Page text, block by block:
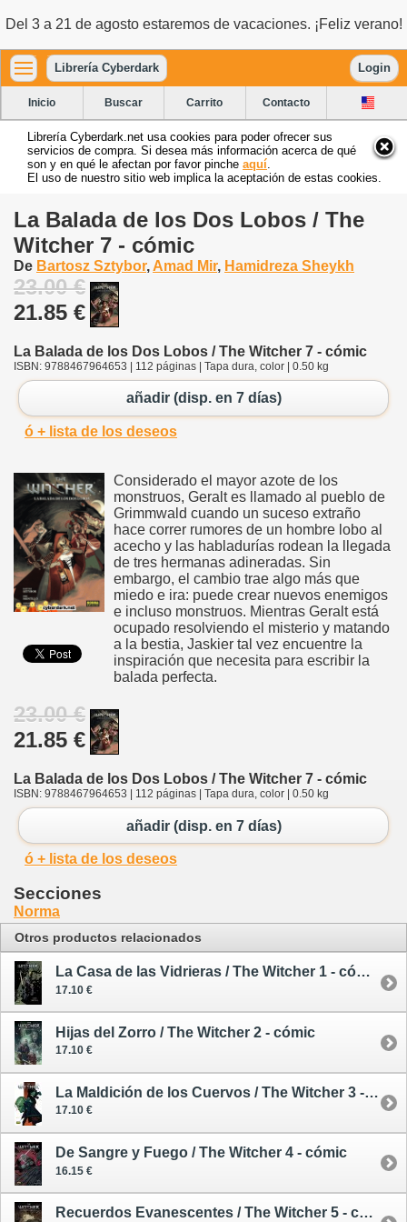
Del 3 a 21 de agosto estaremos de vacaciones. ¡Feliz verano!
Librería Cyberdark Login
Inicio Buscar Carrito Contacto
Librería Cyberdark.net usa cookies para poder ofrecer sus
servicios de compra. Si desea más información acerca de qué
son y en qué le afectan por favor pinche aquí
El uso de nuestro sitio web implica la aceptación de estas cookies.
La Balada de los Dos Lobos / The
Witcher 7 - cómic
De Bartosz Sztybor, Amad Mir, Hamidreza Sheykh
23.00 €
21.85 €
La Balada de los Dos Lobos / The Witcher 7 - cómic
ISBN: 9788467964653 | 112 páginas | Tapa dura, color | 0.50 kg
añadir (disp. en 7 días)
ó + lista de los deseos
Considerado el mayor azote de los
monstruos, Geralt es llamado al pueblo de
Grimmwald cuando un suceso extraño
hace correr rumores de un hombre lobo al
acecho y las habladurías rodean la llegada
de tres hermanas adineradas. Sin
embargo, el cambio trae algo más que
miedo e ira: puede crear nuevos enemigos
e incluso monstruos. Mientras Geralt está
ocupado resolviendo el misterio y matando
a la bestia, Jaskier tal vez encuentre la
inspiración que necesita para escribir la
balada perfecta.
23.00 €
21.85 €
La Balada de los Dos Lobos / The Witcher 7 - cómic
ISBN: 9788467964653 | 112 páginas | Tapa dura, color | 0.50 kg
añadir (disp. en 7 días)
ó + lista de los deseos
Secciones
Norma
Otros productos relacionados
La Casa de las Vidrieras / The Witcher 1 - cómic
17.10 €
Hijas del Zorro / The Witcher 2 - cómic
17.10 €
La Maldición de los Cuervos / The Witcher 3 - cómic
17.10 €
De Sangre y Fuego / The Witcher 4 - cómic
16.15 €
Recuerdos Evanescentes / The Witcher 5 - cómic